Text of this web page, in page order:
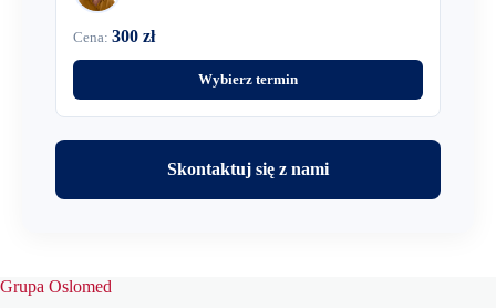
Cena: 300 zł
Wybierz termin
Skontaktuj się z nami
Grupa Oslomed